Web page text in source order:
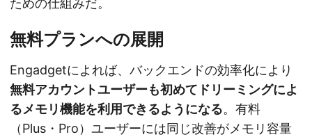
ための仕組みだ。
無料プランへの展開
Engadgetによれば、バックエンドの効率化により
無料アカウントユーザーも初めてドリーミングによ
るメモリ機能を利用できるようになる。有料
（Plus・Pro）ユーザーには同じ改善がメモリ容量